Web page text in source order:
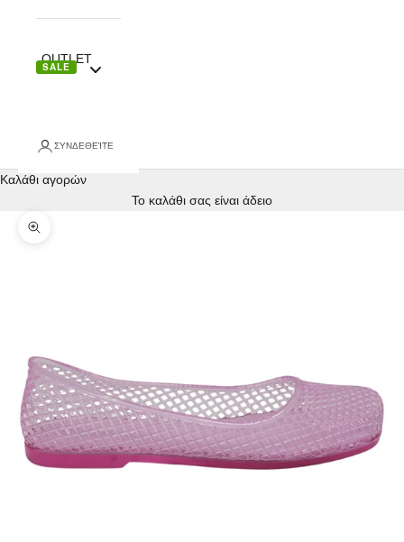
OUTLET
SALE
ΣΥΝΔΕΘΕΊΤΕ
Καλάθι αγορών
Το καλάθι σας είναι άδειο
Zoom picture